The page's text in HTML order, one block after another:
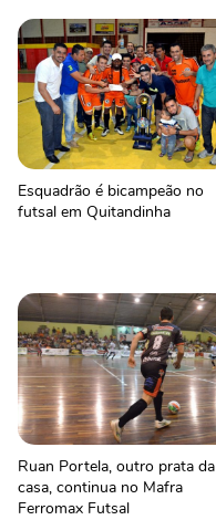
Esquadrão é bicampeão no
futsal em Quitandinha
Ruan Portela, outro prata da
casa, continua no Mafra
Ferromax Futsal